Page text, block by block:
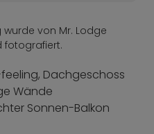
wurde von Mr. Lodge
fotografiert.
Dachgeschoss
Wände
Sonnen-Balkon